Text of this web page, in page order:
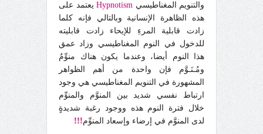
والتنويم المغناطيسي Hypnotism يعتمد على
هذه الظاهرة الإنسانية وبالتالي فإنه كلما
زادت قابلية المرءِ للإيحاء زادت قابليته
للدخول في النوم المغناطيسي وزاد عمق
هذا النوم أيضا، وعندما يكون هناك منوِّمٌ
ومُـنَـوَّم فإن واحدة من أهم الظواهر
المشهورة في التنويم المغناطيسي هي وجود
ارتباط نفسي شديد بين المنوَّم والمنوِّم
خلال فترة النوم هذه ووجود رغبة شديدةٍ
لدى المنوَّم في إرضاء وإسعاد المنوِّم!!!